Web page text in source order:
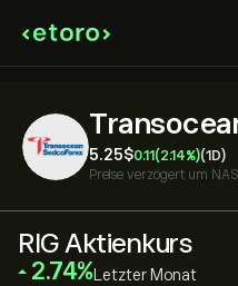
5.25‎$‎0.11 (2.14%)(1D)
Preise verzögert um
RIG Aktienkurs
‎2.74‎ Letzter Monat